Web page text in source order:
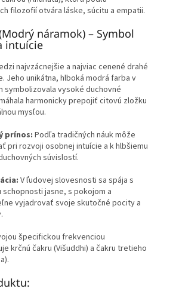
filozofií otvára láske, súcitu a empatii.
náramok) – Symbol
intuície
najvzácnejšie a najviac cenené drahé
Jeho unikátna, hlboká modrá farba v
symbolizovala vysoké duchovné
harmonicky prepojiť citovú zložku
mysľou.
prínos:Podľa tradičných náuk môže
pri rozvoji osobnej intuície a k hlbšiemu
súvislostí.
V ľudovej slovesnosti sa spája s
jasne, s pokojom a
vyjadrovať svoje skutočné pocity a
špecifickou frekvenciou
krčnú čakru (Višuddhi) a čakru tretieho